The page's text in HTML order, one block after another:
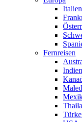
Italien
Fernreisen
Indien